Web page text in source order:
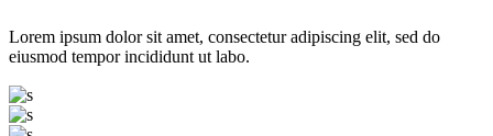
Lorem ipsum dolor sit amet, consectetur adipiscing elit, sed do
eiusmod tempor incididunt ut labo.